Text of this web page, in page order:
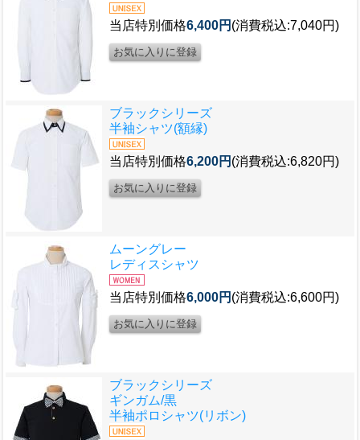
当店特別価格6,400円 (消費税込:7,040円)
ブラックシリーズ
半袖シャツ(額縁)
当店特別価格6,200円 (消費税込:6,820円)
ムーングレー
レディスシャツ
当店特別価格6,000円 (消費税込:6,600円)
ブラックシリーズ
ギンガム/黒
半袖ポロシャツ(リボン)